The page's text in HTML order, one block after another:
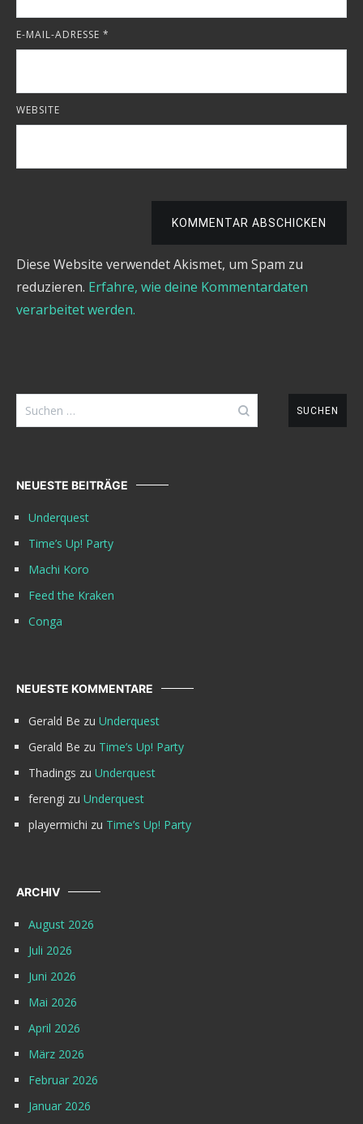
E-MAIL-ADRESSE *
WEBSITE
KOMMENTAR ABSCHICKEN
Diese Website verwendet Akismet, um Spam zu
reduzieren. Erfahre, wie deine Kommentardaten
verarbeitet werden.
Suchen
nach:
NEUESTE BEITRÄGE
Underquest
Time’s Up! Party
Machi Koro
Feed the Kraken
Conga
NEUESTE KOMMENTARE
Gerald Be zu Underquest
Gerald Be zu Time’s Up! Party
Thadings zu Underquest
ferengi zu Underquest
playermichi zu Time’s Up! Party
ARCHIV
August 2026
Juli 2026
Juni 2026
Mai 2026
April 2026
März 2026
Februar 2026
Januar 2026